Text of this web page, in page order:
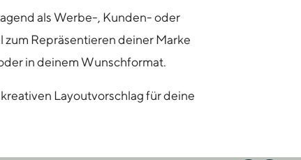
als Werbe-, Kunden- oder
Repräsentieren deiner Marke
in deinem Wunschformat.
Layoutvorschlag für deine